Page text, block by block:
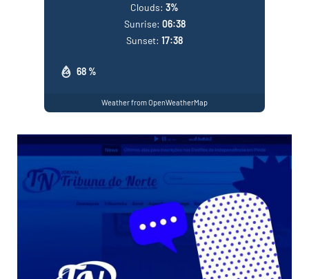
68 %
Clouds: 3%
Sunrise: 06:38
Sunset: 17:38
Weather from OpenWeatherMap